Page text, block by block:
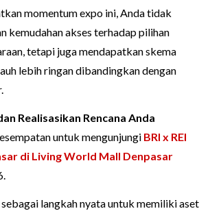
momentum expo ini, Anda tidak
kemudahan akses terhadap pilihan
tetapi juga mendapatkan skema
lebih ringan dibandingkan dengan
Realisasikan Rencana Anda
untuk mengunjungi BRI x REI
di Living World Mall Denpasar
langkah nyata untuk memiliki aset